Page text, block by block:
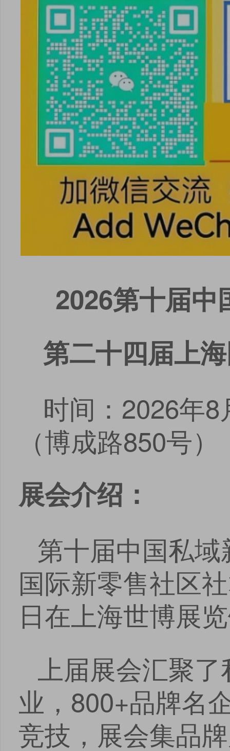
2026第十届中
第二十四届上
时间：2026年
（博成路850号）
展会介绍：
第十届中国私
国际新零售社区
日在上海世博展
上届展会汇聚
业，800+品牌名
竞技，展会集品